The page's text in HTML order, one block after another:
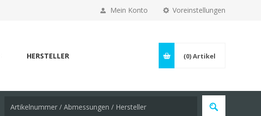
Voreinstellungen
Mein Konto
HERSTELLER (0)Artikel